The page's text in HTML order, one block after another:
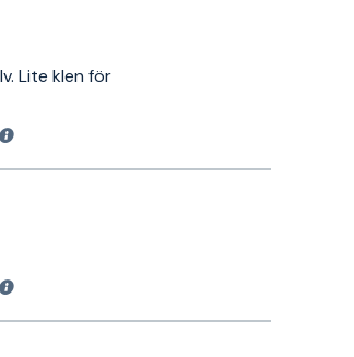
Lite klen för